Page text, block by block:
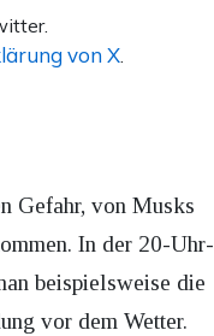
von X.
Gefahr, von Musks
In der 20-Uhr-
beispielsweise die
vor dem Wetter.